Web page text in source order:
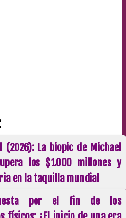
(2026): La biopic de Michael
los $1.000 millones y
en la taquilla mundial
por el fin de los